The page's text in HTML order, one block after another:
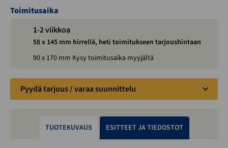
Toimitusaika
1-2 viikkoa
58 x 145 mm hirrellä, heti toimitukseen tarjoushintaan
90 x 170 mm Kysy toimitusaika myyjältä
Pyydä tarjous / varaa suunnittelu
TUOTEKUVAUS ESITTEET JA TIEDOSTOT